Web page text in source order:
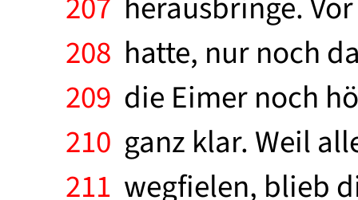
208 hatte, nur noch
209 die Eimer noch
210 ganz klar. Weil
211 wegfielen, blieb